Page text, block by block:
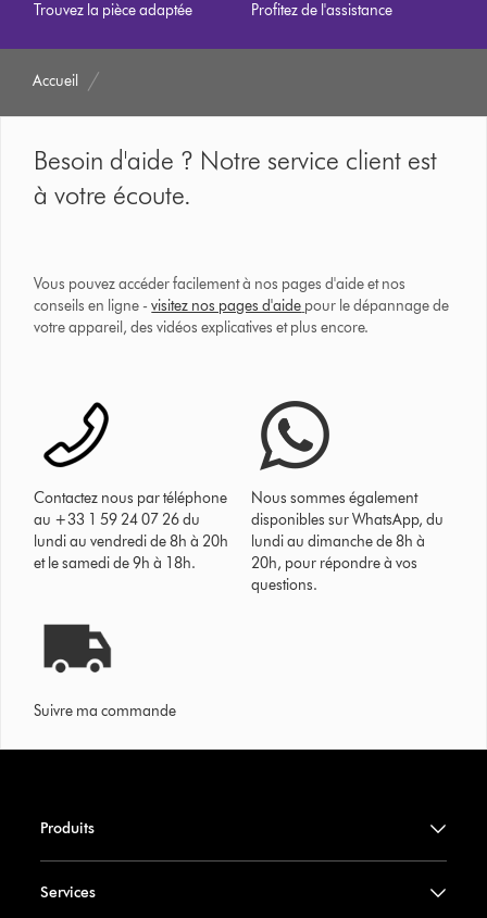
Trouvez la pièce adaptée Profitez de l'assistance
Accueil
Besoin d'aide ? Notre service client est
à votre écoute.
Vous pouvez accéder facilement à nos pages d'aide et nos
conseils en ligne -visitez nos pages d'aide pour le dépannage de
votre appareil, des vidéos explicatives et plus encore.
Contactez nous par téléphone
au +33 1 59 24 07 26 du
lundi au vendredi de 8h à 20h
et le samedi de 9h à 18h.
Nous sommes également
disponibles sur WhatsApp, du
lundi au dimanche de 8h à
20h, pour répondre à vos
questions.
Suivre ma commande
Produits
Services